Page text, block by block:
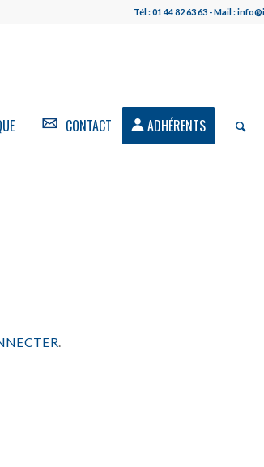
Tél : 01 44 82 63 63 - Mail :
CONTACT ADHÉRENTS